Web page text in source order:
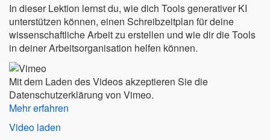
In dieser Lektion lernst du, wie dich Tools generativer KI
unterstützen können, einen Schreibzeitplan für deine
wissenschaftliche Arbeit zu erstellen und wie dir die Tools
in deiner Arbeitsorganisation helfen können.
Mit dem Laden des Videos akzeptieren Sie die
Datenschutzerklärung von Vimeo.
Mehr erfahren
Video laden